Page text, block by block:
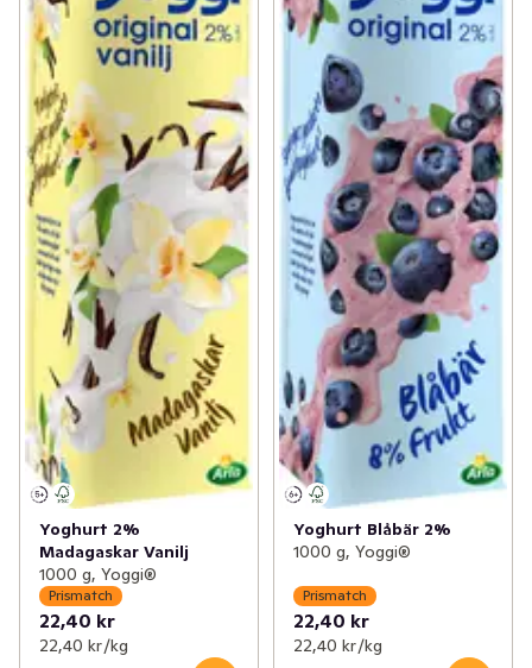
Yoghurt 2%
Madagaskar Vanilj
1000 g, Yoggi®
Prismatch
22,40 kr
22,40 kr /kg
Yoghurt Blåbär 2%
1000 g, Yoggi®
Prismatch
22,40 kr
22,40 kr /kg